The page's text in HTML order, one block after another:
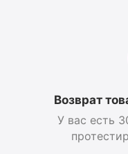
Возврат
У вас есть